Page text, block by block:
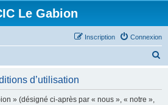
Le Gabion
Connexion
Inscription
d’utilisation
» (désigné ci-après par « nous », « notre »,